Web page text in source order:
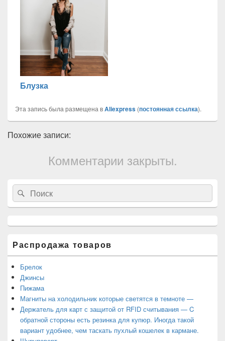
Блузка
Эта запись была размещена вAliexpress (постоянная ссылка).
Похожие записи:
Комментарии закрыты.
Область
основной
боковой
панели
Search
for:
Search
Распродажа товаров
Брелок
Джинсы
Пижама
Магниты на холодильник которые светятся в темноте —
Держатель для карт с защитой от RFID считывания — C
обратной стороны есть резинка для купюр. Иногда такой
вариант удобнее, чем таскать пухлый кошелек в кармане.